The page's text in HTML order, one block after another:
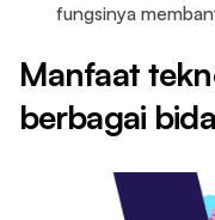
fungsinya
Manfaat
berbagai